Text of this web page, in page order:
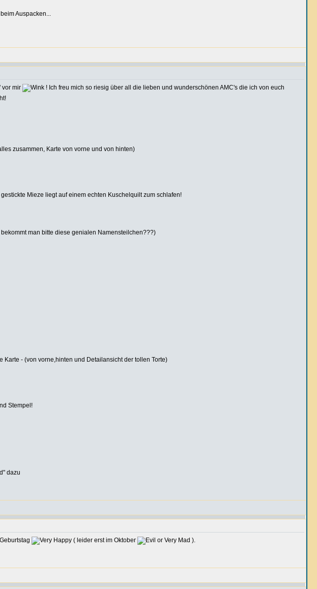
Auspacken...
vor mir
! Ich freu mich so riesig über all die lieben und wunderschönen AMC's die ich von euch
zusammen, Karte von vorne und von hinten)
Mieze liegt auf einem echten Kuschelquilt zum schlafen!
man bitte diese genialen Namensteilchen???)
- (von vorne,hinten und Detailansicht der tollen Torte)
Stempel!
dazu
( leider erst im Oktober
).